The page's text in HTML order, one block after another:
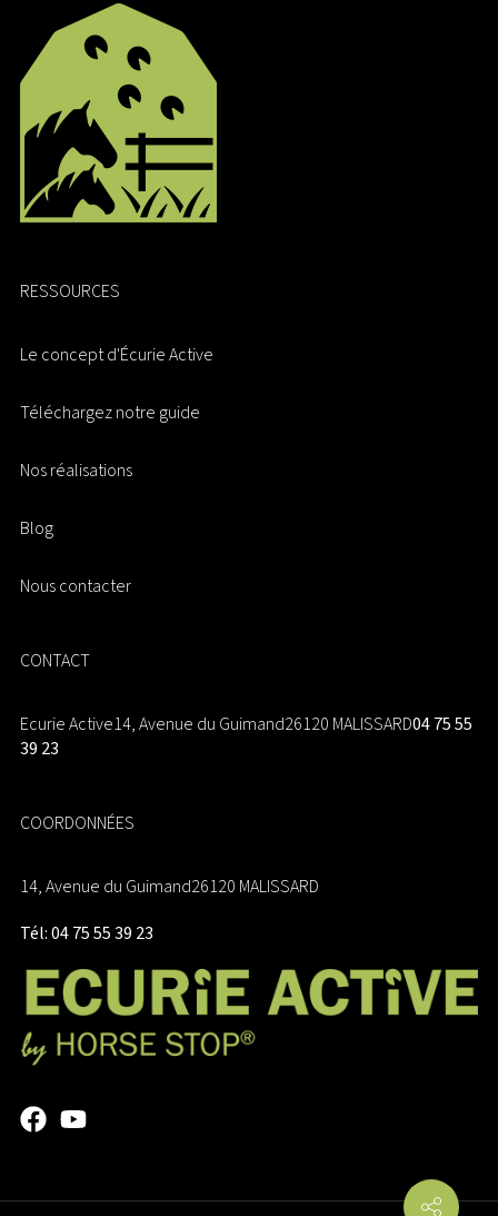
RESSOURCES
Le concept d'Écurie Active
Téléchargez notre guide
Nos réalisations
Blog
Nous contacter
CONTACT
Ecurie Active14, Avenue du Guimand26120 MALISSARD04 75 55
39 23
COORDONNÉES
14, Avenue du Guimand26120 MALISSARD
Tél: 04 75 55 39 23